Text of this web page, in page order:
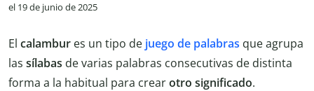
el 19 de junio de 2025
El calambur es un tipo de juego de palabras que agrupa
las sílabas de varias palabras consecutivas de distinta
forma a la habitual para crearotro significado.